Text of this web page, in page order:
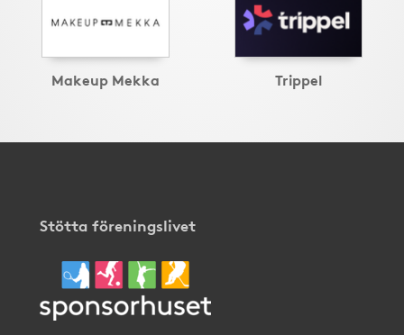
Makeup Mekka Trippel
Stötta föreningslivet